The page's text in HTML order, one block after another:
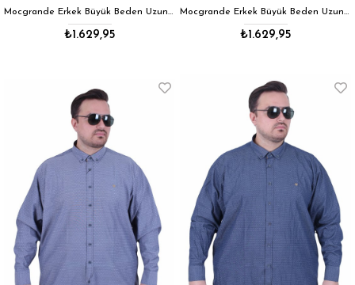
Mocgrande Erkek Büyük Beden Uzun Kollu Gömlek 25727 NEFTI
₺1.629,95
Mocgrande Erkek Büyük Beden Uzun Kollu Gömlek 25727 SIYAH
₺1.629,95